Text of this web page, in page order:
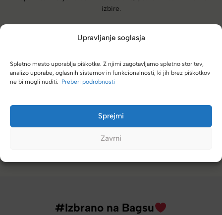
Upravljanje soglasja
Spletno mesto uporablja piškotke. Z njimi zagotavljamo spletno storitev,
analizo uporabe, oglasnih sistemov in funkcionalnosti, ki jih brez piškotkov
ne bi mogli nuditi. Preberi podrobnosti
Sprejmi
Zavrni
izbire.
Naročanje pri vas je enostavno, zaupanja vredno.
Torbico že nosim, je takšna kot sem pričakovala; lahka,
#Izbrano na Bagsu